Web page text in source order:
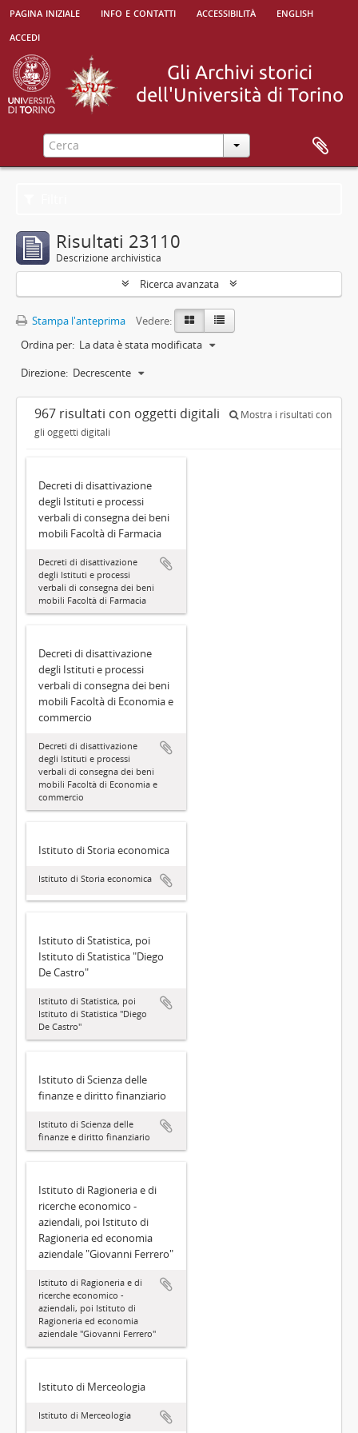
pagina iniziale info e contatti accessibilità
english
accedi
Risultati 23110
Descrizione archivistica
Ricerca avanzata
Stampa l'anteprima
Vedere:
Ordina per: La data è stata modificata
Direzione: Decrescente
967 risultati con oggetti digitali
Mostra i risultati con
gli oggetti digitali
Decreti di disattivazione
degli Istituti e processi
verbali di consegna dei beni
mobili Facoltà di Farmacia
Decreti di disattivazione
degli Istituti e processi
verbali di consegna dei beni
mobili Facoltà di Farmacia
Decreti di disattivazione
degli Istituti e processi
verbali di consegna dei beni
mobili Facoltà di Economia e
commercio
Decreti di disattivazione
degli Istituti e processi
verbali di consegna dei beni
mobili Facoltà di Economia e
commercio
Istituto di Storia economica
Istituto di Storia economica
Istituto di Statistica, poi
Istituto di Statistica "Diego
De Castro"
Istituto di Statistica, poi
Istituto di Statistica "Diego
De Castro"
Istituto di Scienza delle
finanze e diritto finanziario
Istituto di Scienza delle
finanze e diritto finanziario
Istituto di Ragioneria e di
ricerche economico -
aziendali, poi Istituto di
Ragioneria ed economia
aziendale "Giovanni Ferrero"
Istituto di Ragioneria e di
ricerche economico -
aziendali, poi Istituto di
Ragioneria ed economia
aziendale "Giovanni Ferrero"
Istituto di Merceologia
Istituto di Merceologia